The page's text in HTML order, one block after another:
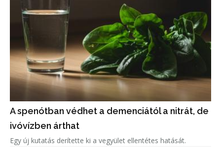
A spenótban védhet a demenciától a nitrát, de
ivóvízben árthat
Egy új kutatás derítette ki a vegyület ellentétes hatását.